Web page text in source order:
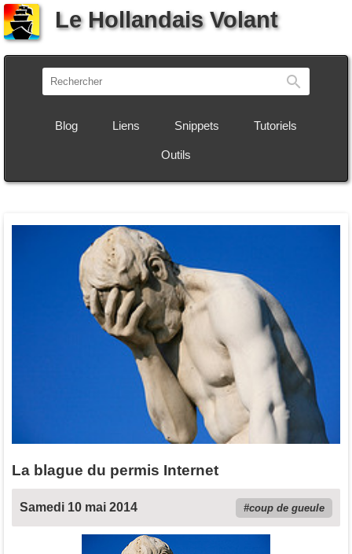
Le Hollandais Volant
Blog Liens Snippets Tutoriels
Outils
La blague du permis Internet
Samedi 10 mai 2014 coup de gueule